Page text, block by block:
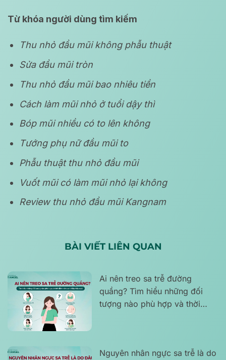
Từ khóa người dùng tìm kiếm
Thu nhỏ đầu mũi không phẫu thuật
Sửa đầu mũi tròn
Thu nhỏ đầu mũi bao nhiêu tiền
Cách làm mũi nhỏ ở tuổi dậy thì
Bóp mũi nhiều có to lên không
Tướng phụ nữ đầu mũi to
Phẫu thuật thu nhỏ đầu mũi
Vuốt mũi có làm mũi nhỏ lại không
Review thu nhỏ đầu mũi Kangnam
BÀI VIẾT LIÊN QUAN
Ai nên treo sa trễ đường
quầng? Tìm hiểu những đối
tượng nào phù hợp và thời
Nguyên nhân ngực sa trễ là do